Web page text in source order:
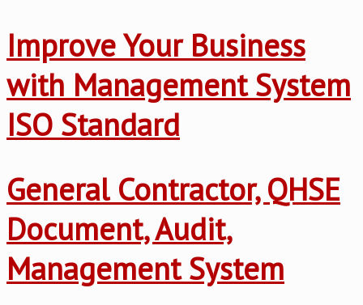
Improve Your Business
with Management System
ISO Standard
General Contractor, QHSE
Document, Audit,
Management System